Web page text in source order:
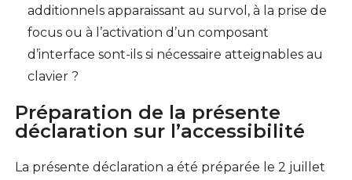
additionnels apparaissant au survol, à la prise de
focus ou à l’activation d’un composant
d’interface sont-ils si nécessaire atteignables au
clavier ?
Préparation de la présente
déclaration sur l’accessibilité
La présente déclaration a été préparée le 2 juillet